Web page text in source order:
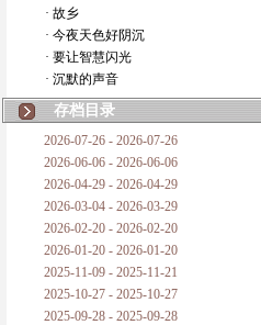
· 故乡
· 今夜天色好阴沉
· 要让智慧闪光
· 沉默的声音
存档目录
2026-07-26 - 2026-07-26
2026-06-06 - 2026-06-06
2026-04-29 - 2026-04-29
2026-03-04 - 2026-03-29
2026-02-20 - 2026-02-20
2026-01-20 - 2026-01-20
2025-11-09 - 2025-11-21
2025-10-27 - 2025-10-27
2025-09-28 - 2025-09-28